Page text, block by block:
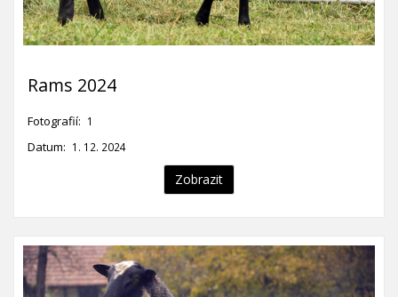
Rams 2024
Fotografií: 1
Datum: 1. 12. 2024
Zobrazit